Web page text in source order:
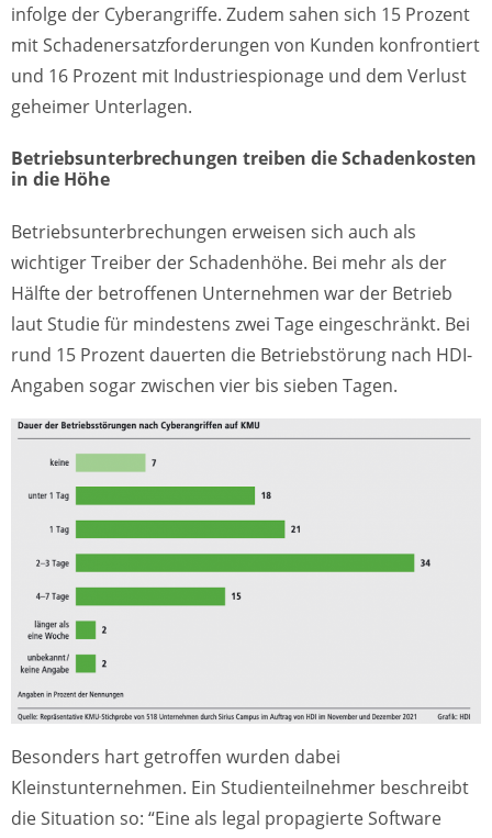
infolge der Cyberangriffe. Zudem sahen sich 15 Prozent
mit Schadenersatzforderungen von Kunden konfrontiert
und 16 Prozent mit Industriespionage und dem Verlust
geheimer Unterlagen.
Betriebsunterbrechungen treiben die Schadenkosten
in die Höhe
Betriebsunterbrechungen erweisen sich auch als
wichtiger Treiber der Schadenhöhe. Bei mehr als der
Hälfte der betroffenen Unternehmen war der Betrieb
laut Studie für mindestens zwei Tage eingeschränkt. Bei
rund 15 Prozent dauerten die Betriebstörung nach HDI-
Angaben sogar zwischen vier bis sieben Tagen.
Besonders hart getroffen wurden dabei
Kleinstunternehmen. Ein Studienteilnehmer beschreibt
die Situation so: “Eine als legal propagierte Software